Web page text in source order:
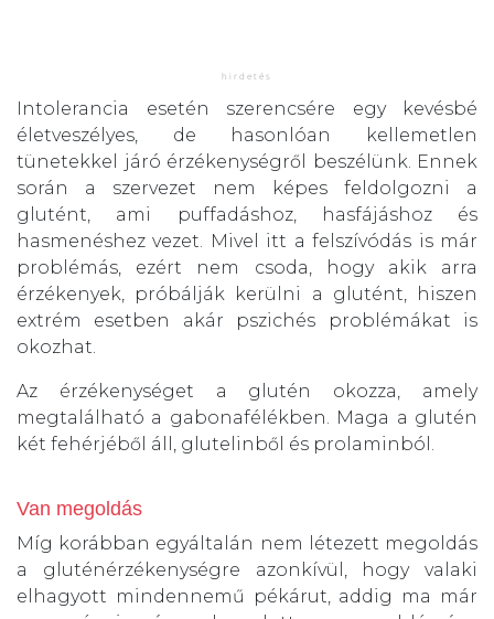
Intolerancia esetén szerencsére egy kevésbé
életveszélyes, de hasonlóan kellemetlen
tünetekkel járó érzékenységről beszélünk. Ennek
során a szervezet nem képes feldolgozni a
glutént, ami puffadáshoz, hasfájáshoz és
hasmenéshez vezet. Mivel itt a felszívódás is már
problémás, ezért nem csoda, hogy akik arra
érzékenyek, próbálják kerülni a glutént, hiszen
extrém esetben akár pszichés problémákat is
okozhat.
Az érzékenységet a glutén okozza, amely
megtalálható a gabonafélékben. Maga a glutén
két fehérjéből áll, glutelinből és prolaminból.
Van megoldás
Míg korábban egyáltalán nem létezett megoldás
a gluténérzékenységre azonkívül, hogy valaki
elhagyott mindennemű pékárut, addig ma már